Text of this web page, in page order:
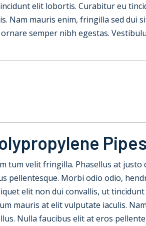
elit lobortis. Curabitur eu
Nam mauris enim, fringilla sed dui
semper nibh egestas.
Pipes
tum velit fringilla. Phasellus at justo
pellentesque. Morbi odio odio,
elit non dui convallis, ut
mauris at elit vulputate iaculis.
Nulla faucibus elit at eros